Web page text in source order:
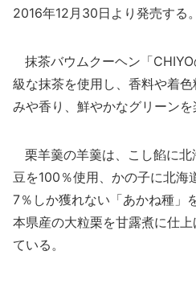
2016年12月30日より発売する。
抹茶バウムクーヘン「
級な抹茶を使用し、香料や着
みや香り、鮮やかなグリーンを
栗羊羹の羊羹は、こし餡に
豆を100％使用、かの子に北海
7％しか獲れない「あかね種」
本県産の大粒栗を甘露煮に仕
ている。